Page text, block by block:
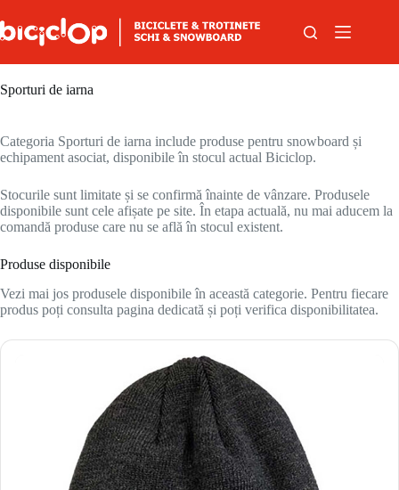
Sporturi de iarna
Categoria Sporturi de iarna include produse pentru snowboard și
echipament asociat, disponibile în stocul actual Biciclop.
Stocurile sunt limitate și se confirmă înainte de vânzare. Produsele
disponibile sunt cele afișate pe site. În etapa actuală, nu mai aducem la
comandă produse care nu se află în stocul existent.
Produse disponibile
Vezi mai jos produsele disponibile în această categorie. Pentru fiecare
produs poți consulta pagina dedicată și poți verifica disponibilitatea.